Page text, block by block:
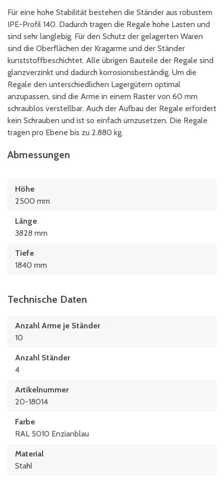
Für eine hohe Stabilität bestehen die Ständer aus robustem
IPE-Profil 140. Dadurch tragen die Regale hohe Lasten und
sind sehr langlebig. Für den Schutz der gelagerten Waren
sind die Oberflächen der Kragarme und der Ständer
kunststoffbeschichtet. Alle übrigen Bauteile der Regale sind
glanzverzinkt und dadurch korrosionsbeständig. Um die
Regale den unterschiedlichen Lagergütern optimal
anzupassen, sind die Arme in einem Raster von 60 mm
schraublos verstellbar. Auch der Aufbau der Regale erfordert
kein Schrauben und ist so einfach umzusetzen. Die Regale
tragen pro Ebene bis zu 2.880 kg.
Abmessungen
Höhe
2500 mm
Länge
3828 mm
Tiefe
1840 mm
Technische Daten
Anzahl Arme je Ständer
10
Anzahl Ständer
4
Artikelnummer
20-18014
Farbe
RAL 5010 Enzianblau
Material
Stahl